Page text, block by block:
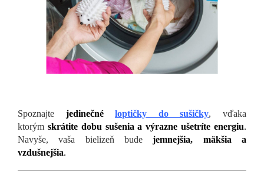
Spoznajte jedinečné loptičky do sušičky, vďaka
ktorým skrátite dobu sušenia a výrazne ušetríte energiu.
Navyše, vaša bielizeň budejemnejšia, mäkšia a
vzdušnejšia.